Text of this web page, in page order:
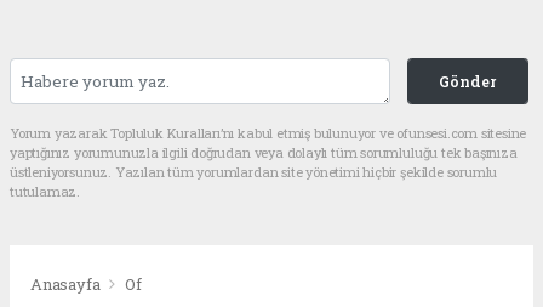
Gönder
Yorum yazarak Topluluk Kuralları’nı kabul etmiş bulunuyor ve ofunsesi.com sitesine
yaptığınız yorumunuzla ilgili doğrudan veya dolaylı tüm sorumluluğu tek başınıza
üstleniyorsunuz. Yazılan tüm yorumlardan site yönetimi hiçbir şekilde sorumlu
tutulamaz.
Anasayfa Of